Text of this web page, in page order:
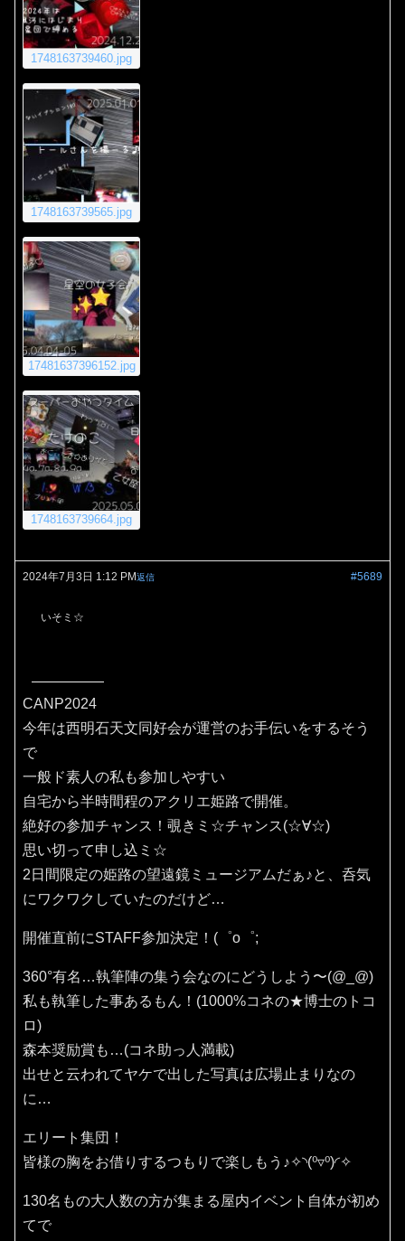
1748163739460.jpg
1748163739565.jpg
17481637396152.jpg
1748163739664.jpg
2024年7月3日 1:12 PM #5689
返信
いそミ☆
CANP2024
今年は西明石天文同好会が運営のお手伝いをするそう
で
一般ド素人の私も参加しやすい
自宅から半時間程のアクリエ姫路で開催。
絶好の参加チャンス！覗きミ☆チャンス(⁠☆⁠∀☆⁠)
思い切って申し込ミ☆
2日間限定の姫路の望遠鏡ミュージアムだぁ♪と、呑気
にワクワクしていたのだけど…
開催直前にSTAFF参加決定！(⁠゜⁠o⁠゜⁠;
360°有名…執筆陣の集う会なのにどうしよう〜(⁠@⁠_⁠@⁠)
私も執筆した事あるもん！(1000%コネの★博士のトコ
ロ)
森本奨励賞も…(コネ助っ人満載)
出せと云われてヤケで出した写真は広場止まりなの
に…
エリート集団！
皆様の胸をお借りするつもりで楽しもう♪✧⁠◝⁠(⁠⁰⁠▿⁠⁰⁠)⁠◜⁠✧
130名もの大人数の方が集まる屋内イベント自体が初め
てで